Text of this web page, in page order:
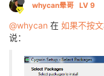
whycan晕哥 LV 9
@whycan 在 如果不按
说：